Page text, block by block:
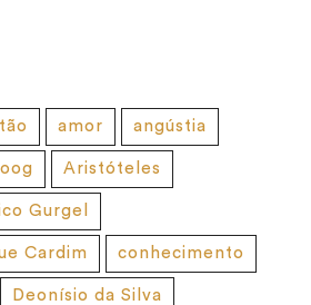
amor angústia
Aristóteles
Gurgel
Cardim conhecimento
Deonísio da Silva